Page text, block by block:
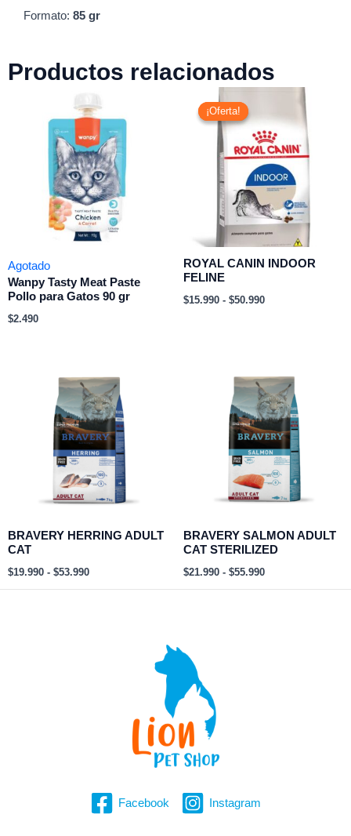
Formato: 85 gr
Productos relacionados
Agotado
Wanpy Tasty Meat Paste
Pollo para Gatos 90 gr
$2.490
¡Oferta!
¡Oferta!
ROYAL CANIN INDOOR
FELINE
$15.990 - $50.990
precios:
desde
$15.990
hasta
$50.990
BRAVERY HERRING ADULT
CAT
$19.990 - $53.990
de
precios:
desde
$19.990
hasta
$53.990
BRAVERY SALMON ADULT
CAT STERILIZED
$21.990 - $55.990
de
precios:
desde
$21.990
hasta
$55.990
Facebook Instagram